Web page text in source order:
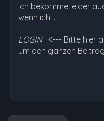
Ich bekomme leider
wenn ich…
LOGIN <--- Bitte hier
um den ganzen